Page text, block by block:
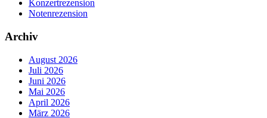
Konzertrezension
Notenrezension
Archiv
August 2026
Juli 2026
Juni 2026
Mai 2026
April 2026
März 2026